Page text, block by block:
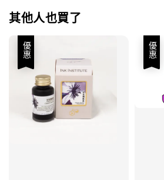
其他人也買了
優惠 優惠